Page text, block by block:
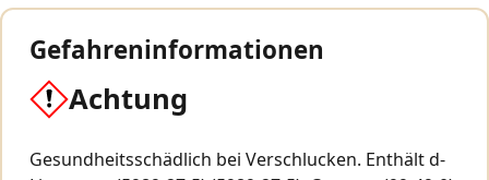
Gefahreninformationen
Achtung
Gesundheitsschädlich bei Verschlucken. Enthält d-